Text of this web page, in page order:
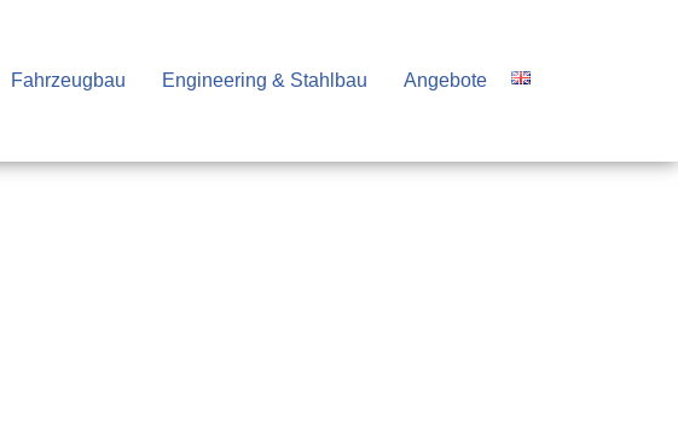
Fahrzeugbau Engineering & Stahlbau Angebote